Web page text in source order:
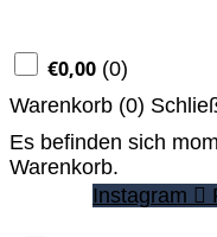
€0,00 (0)
Warenkorb (0)
Es befinden sich
Warenkorb.
Instagram